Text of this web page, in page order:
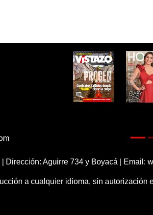
Dirección: Aguirre 734 y Boyacá | Email:
a cualquier idioma, sin autorización